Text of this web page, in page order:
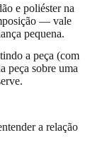
e poliéster na
— vale
pequena.
a peça (com
peça sobre uma
a relação